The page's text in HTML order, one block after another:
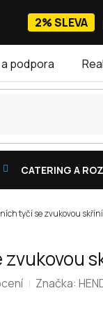
2% SLEVA
podpora
CATERING A
tyčí se zvukovou
Značka: